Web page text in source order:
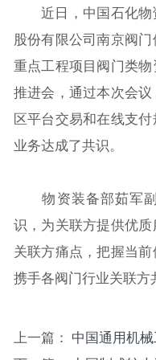
近日，中国石化物
股份有限公司南京阀
重点工程项目阀门类
推进会，通过本次会
区平台交易和在线支
业务达成了共识。
物资装备部茹军副
识，为关联方提供优
关联方痛点，把握当
携手各阀门行业关联方
上一篇： 中国通用机械工业协会